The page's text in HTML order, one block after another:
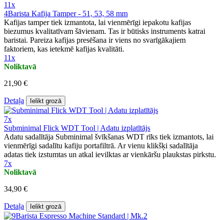
11x
4Barista Kafija Tamper - 51, 53, 58 mm
Kafijas tamper tiek izmantota, lai vienmērīgi iepakotu kafijas
biezumus kvalitatīvam šāvienam. Tas ir būtisks instruments katrai
baristai. Pareiza kafijas presēšana ir viens no svarīgākajiem
faktoriem, kas ietekmē kafijas kvalitāti.
11x
Noliktavā
21,90 €
Detaļa Ielikt grozā
7x
Subminimal Flick WDT Tool | Adatu izplatītājs
Adatu sadalītāja Subminimal švīkšanas WDT rīks tiek izmantots, lai
vienmērīgi sadalītu kafiju portafiltrā. Ar vienu klikšķi sadalītāja
adatas tiek izstumtas un atkal ievilktas ar vienkāršu plaukstas pirkstu.
7x
Noliktavā
34,90 €
Detaļa Ielikt grozā